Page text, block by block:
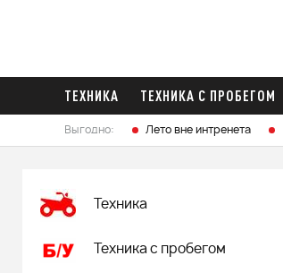
ТЕХНИКА ТЕХНИКА С ПРОБЕГОМ
Выгодно: Лето вне интренета
Техника
Техника с пробегом